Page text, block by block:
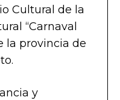
Cultural de la
“Carnaval
la provincia de
y